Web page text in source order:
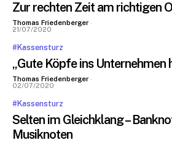
Zur rechten Zeit am richtigen
Thomas Friedenberger -
21/07/2020
#Kassensturz
„Gute Köpfe ins Unternehmen
Thomas Friedenberger -
02/07/2020
#Kassensturz
Selten im Gleichklang –
Musiknoten